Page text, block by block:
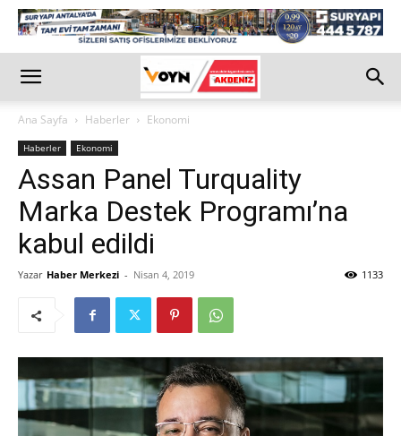
Ana Sayfa Haberler Ekonomi
Haberler Ekonomi
Assan Panel Turquality
Marka Destek Programı’na
kabul edildi
Yazar Haber Merkezi - Nisan 4, 2019 1133